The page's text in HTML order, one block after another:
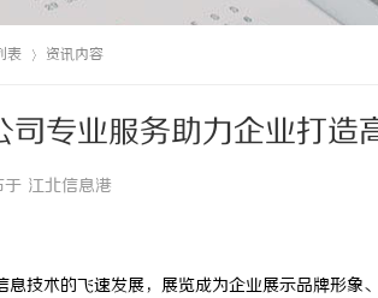
表 资讯内容
司专业服务助力企业打造
江北信息港
息技术的飞速发展，展览成为企业展示品牌形